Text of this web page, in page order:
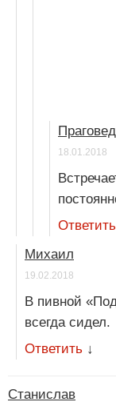
Праговед
18.01.2018
Ответить
Михаил
19.02.2018
В пивной
всегда сидел.
Ответить ↓
Станислав